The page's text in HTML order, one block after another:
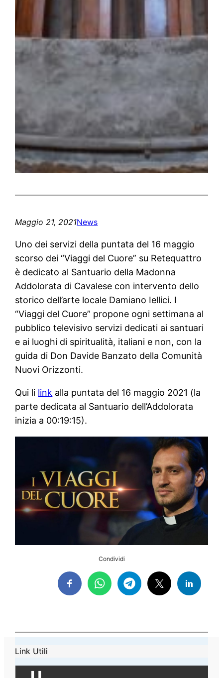
Maggio 21, 2021News
Uno dei servizi della puntata del 16 maggio
scorso dei “Viaggi del Cuore” su Retequattro
è dedicato al Santuario della Madonna
Addolorata di Cavalese con intervento dello
storico dell’arte locale Damiano Iellici. I
“Viaggi del Cuore” propone ogni settimana al
pubblico televisivo servizi dedicati ai santuari
e ai luoghi di spiritualità, italiani e non, con la
guida di Don Davide Banzato della Comunità
Nuovi Orizzonti.
Qui li link alla puntata del 16 maggio 2021 (la
parte dedicata al Santuario dell’Addolorata
inizia a 00:19:15).
Condividi
Link Utili